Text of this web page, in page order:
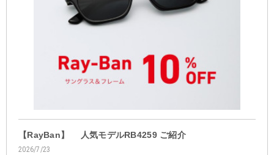
【RayBan】 人気モデルRB4259 ご紹介
2026/7/23